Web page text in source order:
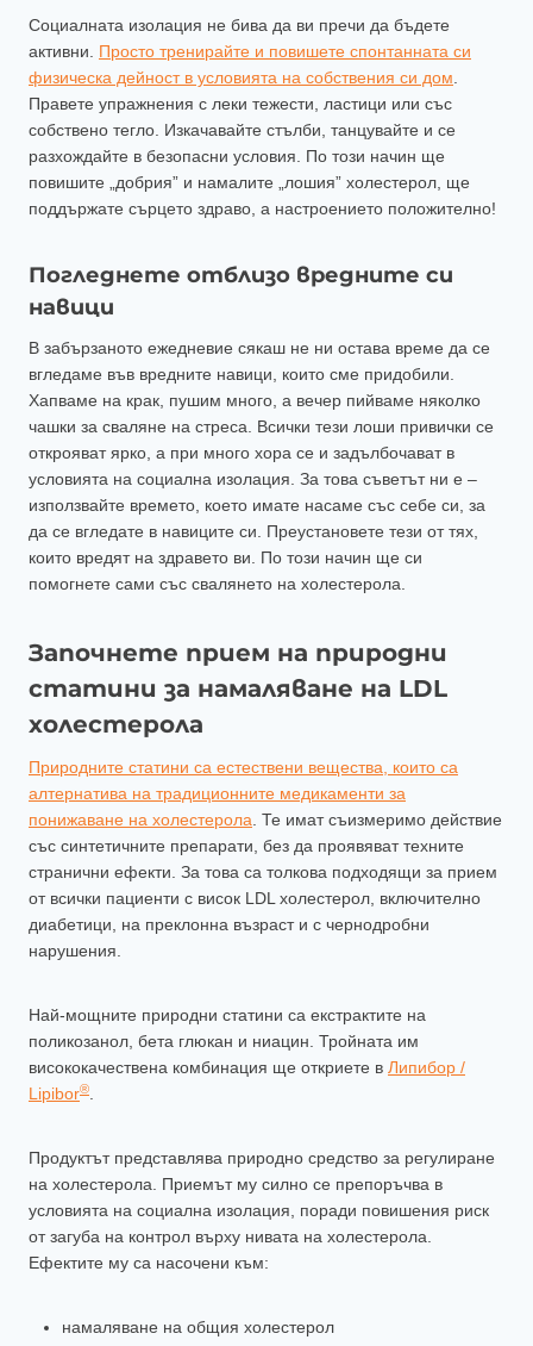
Социалната изолация не бива да ви пречи да бъдете
активни. Просто тренирайте и повишете спонтанната си
физическа дейност в условията на собствения си дом
Правете упражнения с леки тежести, ластици или със
собствено тегло. Изкачавайте стълби, танцувайте и се
разхождайте в безопасни условия. По този начин ще
повишите „добрия” и намалите „лошия” холестерол, ще
поддържате сърцето здраво, а настроението положително!
Погледнете отблизо вредните си
навици
В забързаното ежедневие сякаш не ни остава време да се
вгледаме във вредните навици, които сме придобили.
Хапваме на крак, пушим много, а вечер пийваме няколко
чашки за сваляне на стреса. Всички тези лоши привички се
открояват ярко, а при много хора се и задълбочават в
условията на социална изолация. За това съветът ни е –
използвайте времето, което имате насаме със себе си, за
да се вгледате в навиците си. Преустановете тези от тях,
които вредят на здравето ви. По този начин ще си
помогнете сами със свалянето на холестерола.
Започнете прием на природни
статини за намаляване на LDL
холестерола
Природните статини са естествени вещества, които са
алтернатива на традиционните медикаменти за
понижаване на холестерола . Те имат съизмеримо действие
със синтетичните препарати, без да проявяват техните
странични ефекти. За това са толкова подходящи за прием
от всички пациенти с висок LDL холестерол, включително
диабетици, на преклонна възраст и с чернодробни
нарушения.
Най-мощните природни статини са екстрактите на
поликозанол, бета глюкан и ниацин. Тройната им
висококачествена комбинация ще откриете в Липибор /
Lipibor®
Продуктът представлява природно средство за регулиране
на холестерола. Приемът му силно се препоръчва в
условията на социална изолация, поради повишения риск
от загуба на контрол върху нивата на холестерола.
Ефектите му са насочени към:
намаляване на общия холестерол